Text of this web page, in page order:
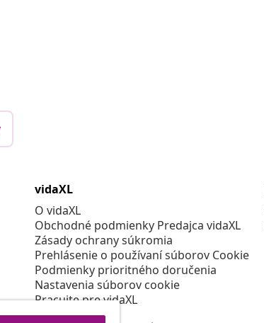
vidaXL
O vidaXL
Obchodné podmienky Predajca vidaXL
Zásady ochrany súkromia
Prehlásenie o používaní súborov Cookie
Podmienky prioritného doručenia
Nastavenia súborov cookie
Pracujte pre vidaXL
Bezpečnosť